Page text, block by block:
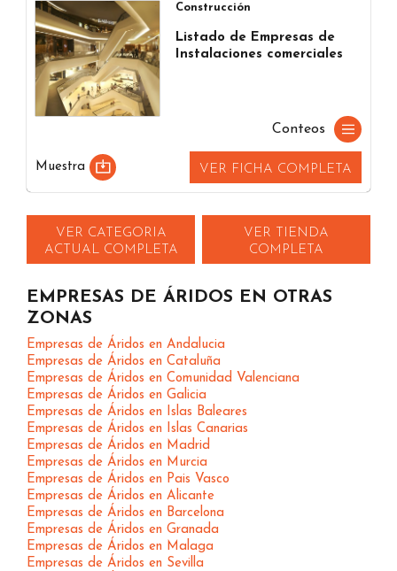
Construcción
Listado de Empresas de
Instalaciones comerciales
Conteos
Muestra VER FICHA COMPLETA
VER CATEGORIA
ACTUAL COMPLETA
VER TIENDA
COMPLETA
EMPRESAS DE ÁRIDOS EN OTRAS
ZONAS
Empresas de Áridos en Andalucia
Empresas de Áridos en Cataluña
Empresas de Áridos en Comunidad Valenciana
Empresas de Áridos en Galicia
Empresas de Áridos en Islas Baleares
Empresas de Áridos en Islas Canarias
Empresas de Áridos en Madrid
Empresas de Áridos en Murcia
Empresas de Áridos en Pais Vasco
Empresas de Áridos en Alicante
Empresas de Áridos en Barcelona
Empresas de Áridos en Granada
Empresas de Áridos en Malaga
Empresas de Áridos en Sevilla